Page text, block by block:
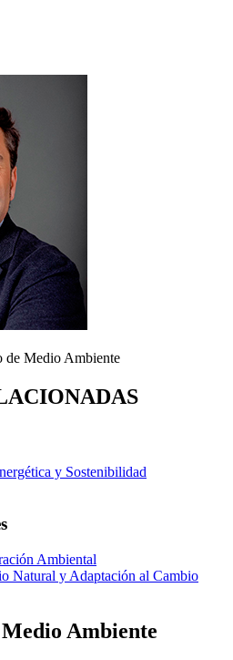
de Medio Ambiente
y Sostenibilidad
Ambiental
Natural y Adaptación al Cambio
Ambiente